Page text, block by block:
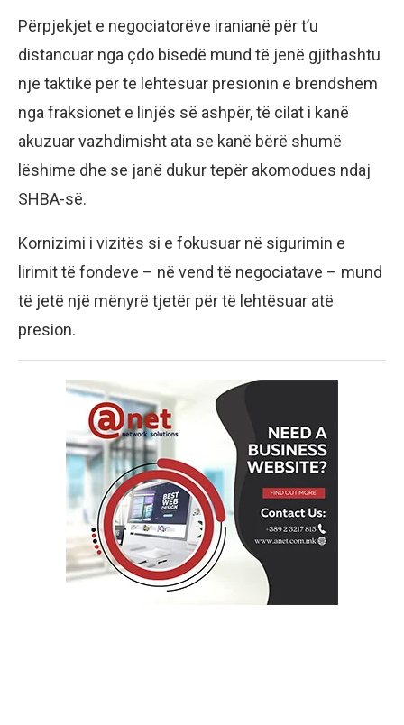
Përpjekjet e negociatorëve iranianë për t’u
distancuar nga çdo bisedë mund të jenë gjithashtu
një taktikë për të lehtësuar presionin e brendshëm
nga fraksionet e linjës së ashpër, të cilat i kanë
akuzuar vazhdimisht ata se kanë bërë shumë
lëshime dhe se janë dukur tepër akomodues ndaj
SHBA-së.
Kornizimi i vizitës si e fokusuar në sigurimin e
lirimit të fondeve – në vend të negociatave – mund
të jetë një mënyrë tjetër për të lehtësuar atë
presion.